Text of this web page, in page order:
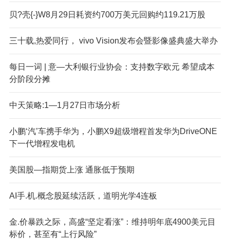
贝?壳{-}W8月29日耗资约700万美元回购约119.21万股
三十载,热爱同行， vivo Vision发布会暨影像盛典盛大举办
每日一词 | 意—大利银行业协会：支持数字欧元 希望成本
分阶段分摊
中天策略:1—1月27日市场分析
小鹏‘汽’车携手华为，小鹏X9超级增程首发华为DriveONE
下一代增程发电机
美国股—指期货上涨 通胀低于预期
AI手.机.概念股延续活跃，道明光学4连板
金.价暴跌之际，高盛“坚定看涨”：维持明年底4900美元目
标价，甚至有“上行风险”